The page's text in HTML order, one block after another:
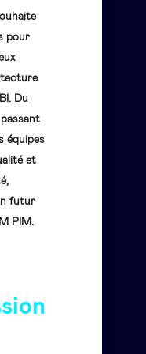
pour
Du
équipes
et
futur
PIM.